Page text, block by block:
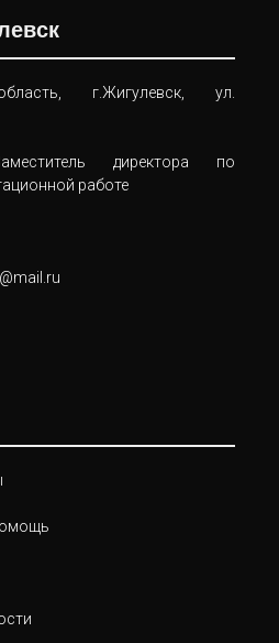
г.Жигулевск, ул.
директора по
работе